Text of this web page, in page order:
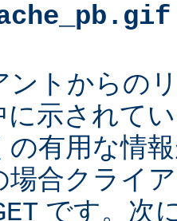
ントからの
に示されて
の有用な情
場合クライ
です。次